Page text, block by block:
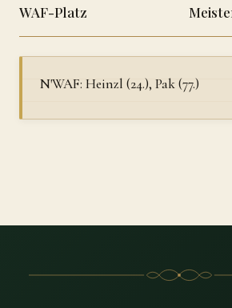
WAF-Platz
N'WAF: Heinzl (24.), Pak (77.)